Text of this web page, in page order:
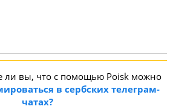
ли вы, что с помощью Poisk можно
в сербских телеграм-
чатах?